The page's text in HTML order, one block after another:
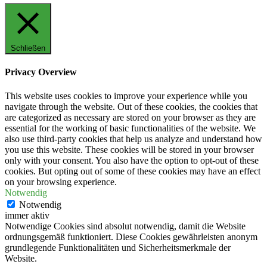
Schließen
Privacy Overview
This website uses cookies to improve your experience while you
navigate through the website. Out of these cookies, the cookies that
are categorized as necessary are stored on your browser as they are
essential for the working of basic functionalities of the website. We
also use third-party cookies that help us analyze and understand how
you use this website. These cookies will be stored in your browser
only with your consent. You also have the option to opt-out of these
cookies. But opting out of some of these cookies may have an effect
on your browsing experience.
Notwendig
Notwendig
immer aktiv
Notwendige Cookies sind absolut notwendig, damit die Website
ordnungsgemäß funktioniert. Diese Cookies gewährleisten anonym
grundlegende Funktionalitäten und Sicherheitsmerkmale der
Website.